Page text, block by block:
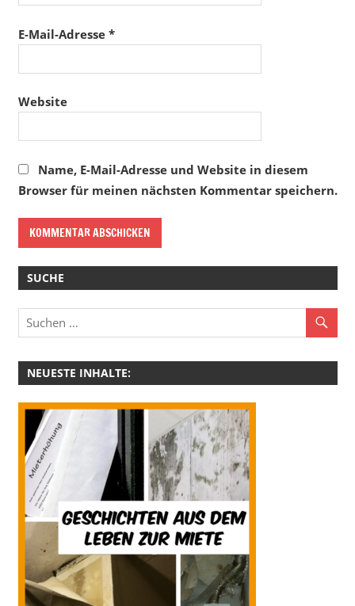
E-Mail-Adresse *
Website
Name, E-Mail-Adresse und Website in diesem
Browser für meinen nächsten Kommentar speichern.
SUCHE
NEUESTE INHALTE: